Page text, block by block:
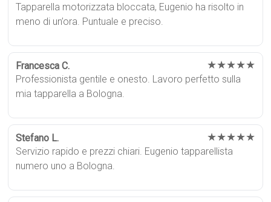
Tapparella motorizzata bloccata, Eugenio ha risolto in
meno di un’ora. Puntuale e preciso.
Francesca C. ★★★★★
Professionista gentile e onesto. Lavoro perfetto sulla
mia tapparella a Bologna.
Stefano L. ★★★★★
Servizio rapido e prezzi chiari. Eugenio tapparellista
numero uno a Bologna.